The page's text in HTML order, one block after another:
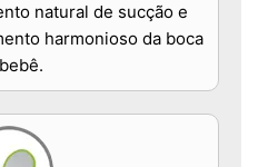
natural de sucção e
harmonioso da boca